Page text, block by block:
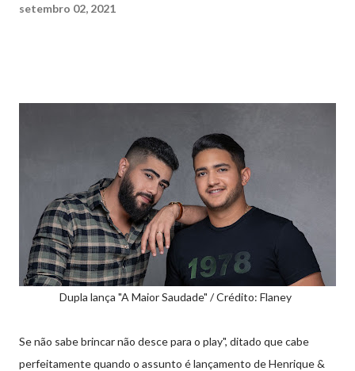
setembro 02, 2021
Dupla lança "A Maior Saudade" / Crédito: Flaney
Se não sabe brincar não desce para o play", ditado que cabe
perfeitamente quando o assunto é lançamento de Henrique &